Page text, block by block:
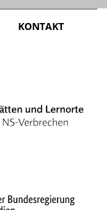
KONTAKT